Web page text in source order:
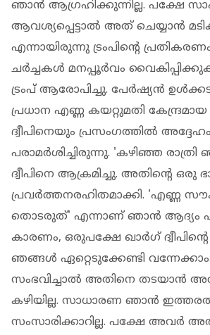
ഞാൻ ആഗ്രഹിക്കുന്നില്ല. പക്ഷേ
ആവശ്യപ്പെട്ടാൽ അത് ചെയ്യാൻ
എന്നായിരുന്നു ട്രംപിൻ്റെ
ചർച്ചകൾ മനപ്പൂർവം
ട്രംപ് ആരോപിച്ചു. പേർഷ്യൻ
പ്രധാന എണ്ണ കയറ്റുമതി
ദ്വീപിനെയും പ്രസം​ഗത്തിൽ അദ്ദേഹം
പരാമർശിച്ചിരുന്നു. 'കഴിഞ്ഞ
ദ്വീപിനെ ആക്രമിച്ചു. അതിന്റെ ഒരു
പ്രവർത്തനരഹിതമാക്കി. 'എണ്ണ
തൊടരുത്' എന്നാണ് ഞാൻ ആദ്യം
കാരണം, ഒരുപക്ഷേ ഖാർഗ്
ഞങ്ങൾ ഏറ്റെടുക്കേണ്ടി
സംഭവിച്ചാൽ അതിനെ തടയാൻ
കഴിയില്ല. സാധാരണ ഞാൻ
സംസാരിക്കാറില്ല. പക്ഷേ അവർ